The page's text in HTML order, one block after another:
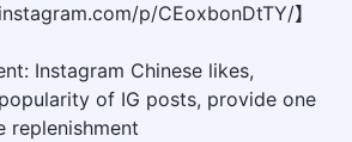
p/CEoxbonDtTY/】
Instagram Chinese likes,
of IG posts, provide one
replenishment